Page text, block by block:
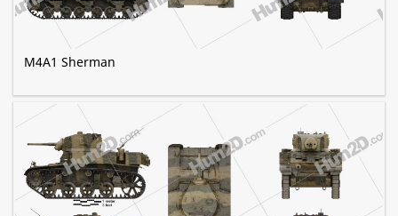
M4A1 Sherman